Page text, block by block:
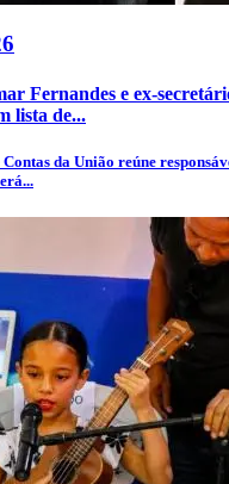
Fernandes e ex-
lista de...
da União reúne